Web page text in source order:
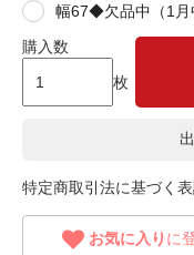
幅67◆欠品中（1月
購入数
枚
特定商取引法に基づく
お気に入り に